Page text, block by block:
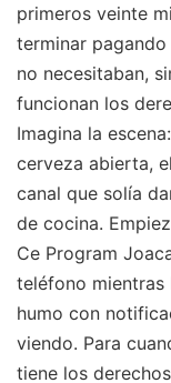
primeros veinte
terminar
no necesitaban,
funcionan los
Imagina la
cerveza abierta,
canal que solía
de cocina.
Ce Program
teléfono mientras
humo con
viendo. Para
tiene los